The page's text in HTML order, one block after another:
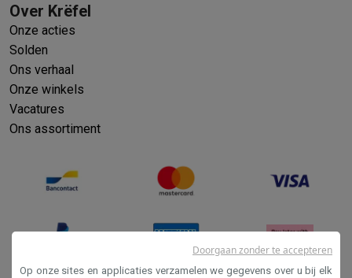
Over Krëfel
Onze acties
Solden
Ons verhaal
Onze winkels
Vacatures
Ons assortiment
Op onze sites en applicaties verzamelen we gegevens over u bij elk
Doorgaan zonder te accepteren